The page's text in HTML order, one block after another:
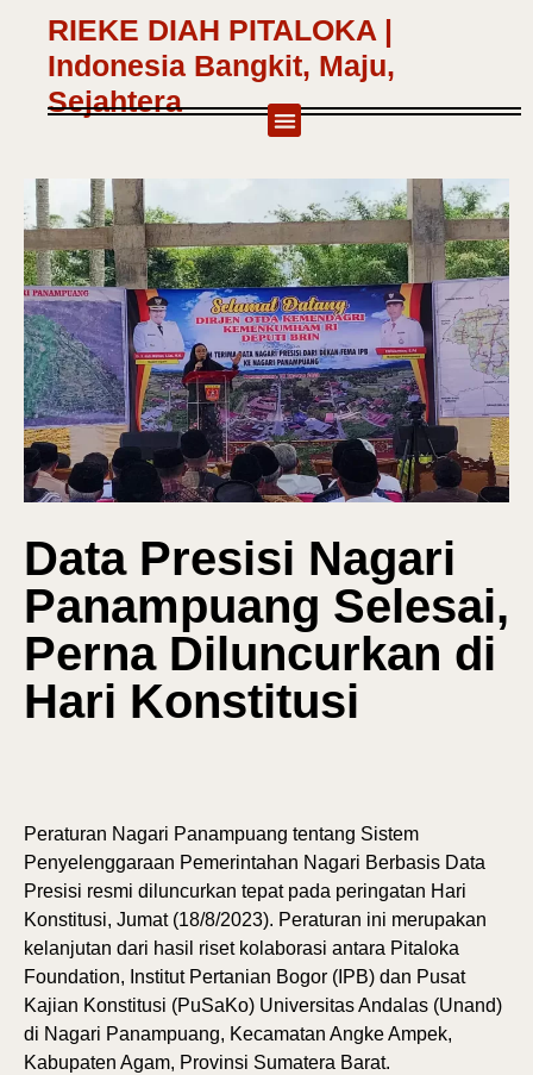
RIEKE DIAH PITALOKA |
Indonesia Bangkit, Maju,
Sejahtera
Data Presisi Nagari
Panampuang Selesai,
Perna Diluncurkan di
Hari Konstitusi
Peraturan Nagari Panampuang tentang Sistem
Penyelenggaraan Pemerintahan Nagari Berbasis Data
Presisi resmi diluncurkan tepat pada peringatan Hari
Konstitusi, Jumat (18/8/2023). Peraturan ini merupakan
kelanjutan dari hasil riset kolaborasi antara Pitaloka
Foundation, Institut Pertanian Bogor (IPB) dan Pusat
Kajian Konstitusi (PuSaKo) Universitas Andalas (Unand)
di Nagari Panampuang, Kecamatan Angke Ampek,
Kabupaten Agam, Provinsi Sumatera Barat.